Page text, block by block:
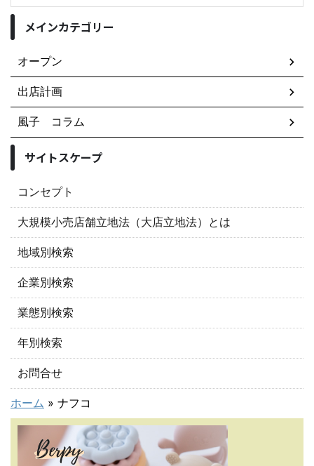
メインカテゴリー
オープン
出店計画
風子 コラム
サイトスケープ
コンセプト
大規模小売店舗立地法（大店立地法）とは
地域別検索
企業別検索
業態別検索
年別検索
お問合せ
ホーム » ナフコ